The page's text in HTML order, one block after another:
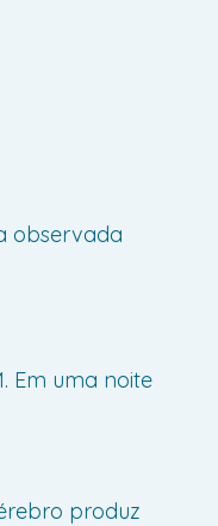
observada
Em uma noite
produz